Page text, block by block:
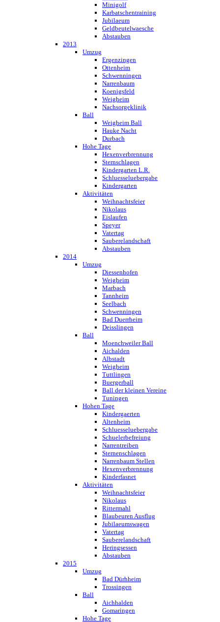
Minigolf
Karbatschentraining
Jubilaeum
Geldbeutelwaesche
Abstauben
2013
Umzug
Ergenzingen
Ottenheim
Schwenningen
Narrenbaum
Koenigsfeld
Weigheim
Nachsorgeklinik
Ball
Weigheim Ball
Hauke Nacht
Durbach
Hohe Tage
Hexenverbrennung
Sternschlagen
Kindergarten L.R.
Schluesseluebergabe
Kindergarten
Aktivitäten
Weihnachtsfeier
Nikolaus
Eislaufen
Speyer
Vatertag
Sauberelandschaft
Abstauben
2014
Umzug
Diessenhofen
Weigheim
Marbach
Tannheim
Seelbach
Schwenningen
Bad Duerrheim
Deisslingen
Ball
Moenchweiler Ball
Aichalden
Albstadt
Weigheim
Tuttlingen
Buergerball
Ball der kleinen Vereine
Tuningen
Hohen Tage
Kindergaerten
Altenheim
Schluesseluebergabe
Schuelerbefreiung
Narrentreiben
Sternenschlagen
Narrenbaum Stellen
Hexenverbrennung
Kinderfasnet
Aktivitäten
Weihnachtsfeier
Nikolaus
Rittermahl
Blaubeuren Ausflug
Jubilaeumswagen
Vatertag
Sauberelandschaft
Heringsessen
Abstauben
2015
Umzug
Bad Dürhheim
Trossingen
Ball
Aichhalden
Gomaringen
Hohe Tage